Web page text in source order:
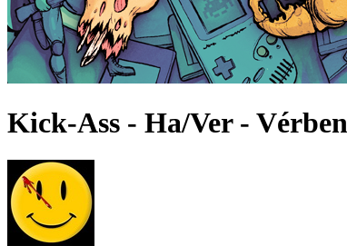
Kick-Ass - Ha/Ver -